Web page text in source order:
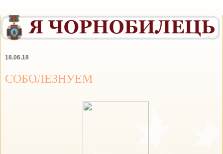
18.06.18
СОБОЛЕЗНУЕМ